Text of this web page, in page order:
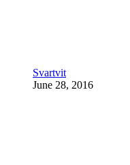
Svartvit
June 28, 2016